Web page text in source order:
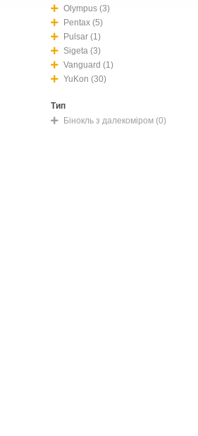
Olympus (3)
Pentax (5)
Pulsar (1)
Sigeta (3)
Vanguard (1)
YuKon (30)
Тип
Бінокль з далекоміром (0)